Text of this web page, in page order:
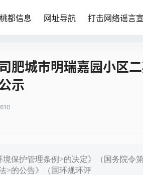
桃都信息 网址导航 打击网络谣言
肥城市明瑞嘉园小区
示
610
保护管理条例>的决定》（国务院令
>的公告》（国环规环评